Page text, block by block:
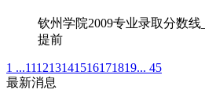
钦州学院2009专业录取分数
提前
1 ...111213141516171819... 45
最新消息